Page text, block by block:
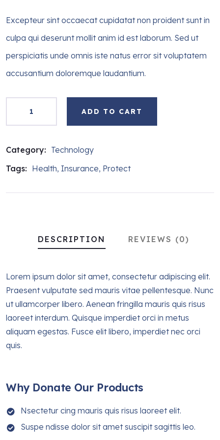
Excepteur sint occaecat cupidatat non proident sunt in
culpa qui deserunt mollit anim id est laborum. Sed ut
perspiciatis unde omnis iste natus error sit voluptatem
accusantium doloremque laudantium.
ADD TO CART
Category: Technology
Tags: Health, Insurance, Protect
DESCRIPTION REVIEWS (0)
Lorem ipsum dolor sit amet, consectetur adipiscing elit.
Praesent vulputate sed mauris vitae pellentesque. Nunc
ut ullamcorper libero. Aenean fringilla mauris quis risus
laoreet interdum. Quisque imperdiet orci in metus
aliquam egestas. Fusce elit libero, imperdiet nec orci
quis.
Why Donate Our Products
Nsectetur cing mauris quis risus laoreet elit.
Suspe ndisse dolor sit amet suscipit sagittis leo.